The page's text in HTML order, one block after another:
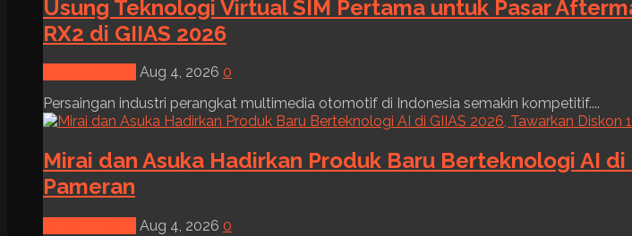
Usung Teknologi Virtual SIM Pertama untuk Pasar
RX2 di GIIAS 2026
Aug 4, 2026 0
Persaingan industri perangkat multimedia otomotif di Indonesia semakin kompetitif....
Mirai dan Asuka Hadirkan Produk Baru Berteknologi AI
Pameran
Aug 4, 2026 0